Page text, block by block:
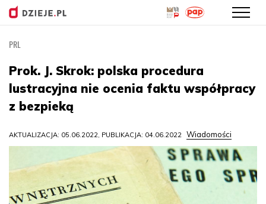
treści
PRL
Prok. J. Skrok: polska procedura
lustracyjna nie ocenia faktu współpracy
z bezpieką
AKTUALIZACJA: 05.06.2022, PUBLIKACJA: 04.06.2022 Wiadomości